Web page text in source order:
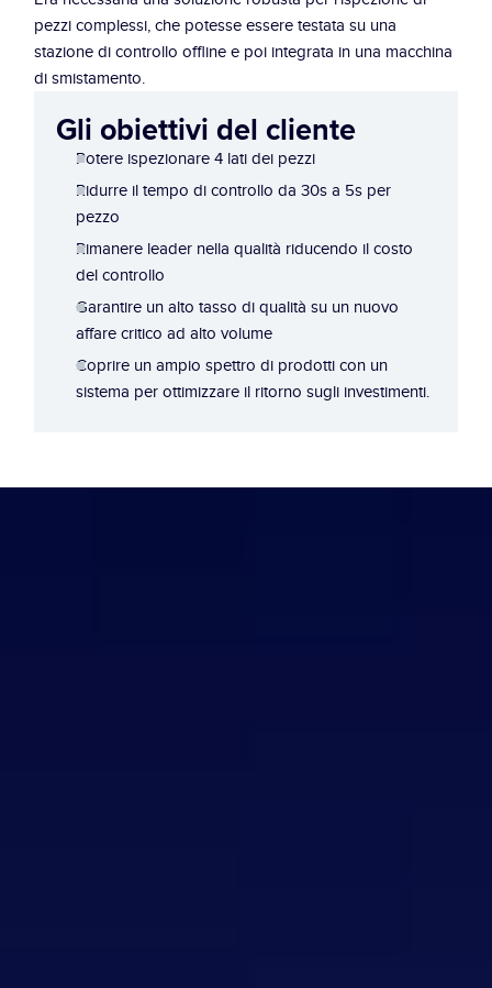
pezzi complessi, che potesse essere testata su una
stazione di controllo offline e poi integrata in una macchina
di smistamento.
Gli obiettivi del cliente
Potere ispezionare 4 lati dei pezzi
Ridurre il tempo di controllo da 30s a 5s per
pezzo
Rimanere leader nella qualità riducendo il costo
del controllo
Garantire un alto tasso di qualità su un nuovo
affare critico ad alto volume
Coprire un ampio spettro di prodotti con un
sistema per ottimizzare il ritorno sugli investimenti.